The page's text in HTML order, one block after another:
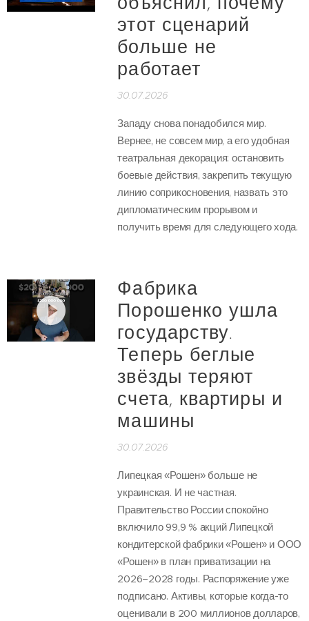
объяснил, почему
этот сценарий
больше не
работает
30.07.2026
Западу снова понадобился мир.
Вернее, не совсем мир, а его удобная
театральная декорация: остановить
боевые действия, закрепить текущую
линию соприкосновения, назвать это
дипломатическим прорывом и
получить время для следующего хода.
Фабрика
Порошенко ушла
государству.
Теперь беглые
звёзды теряют
счета, квартиры и
машины
30.07.2026
Липецкая «Рошен» больше не
украинская. И не частная.
Правительство России спокойно
включило 99,9 % акций Липецкой
кондитерской фабрики «Рошен» и ООО
«Рошен» в план приватизации на
2026–2028 годы. Распоряжение уже
подписано. Активы, которые когда-то
оценивали в 200 миллионов долларов,